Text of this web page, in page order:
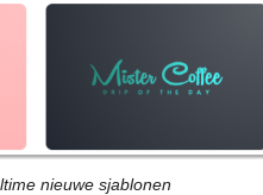
nieuwe sjablonen